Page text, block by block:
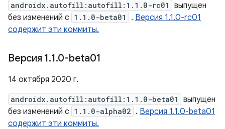
androidx.autofill:autofill:1.1.0-rc01
выпущен
без изменений с 1.1.0-beta01 . Версия 1.1.0-rc01
содержит эти коммиты.
Версия 1.1.0-beta01
14 октября 2020 г.
androidx.autofill:autofill:1.1.0-beta01
выпущен
без изменений с 1.1.0-alpha02 . Версия 1.1.0-beta01
содержит эти коммиты.